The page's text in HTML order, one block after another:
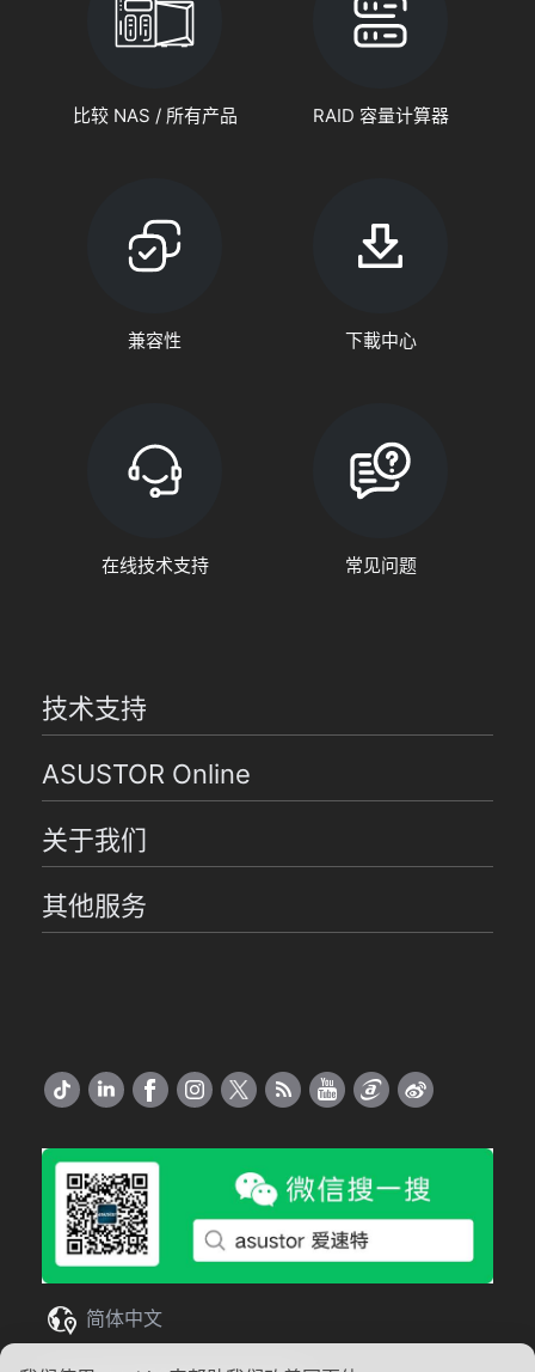
比较 NAS / 所有产品 RAID 容量计算器
兼容性 下載中心
在线技术支持 常见问题
技术支持
ASUSTOR Online
关于我们
其他服务
简体中文